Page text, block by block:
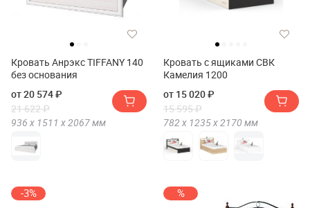
Кровать Анрэкс TIFFANY 140
без основания
от 20 574 ₽
21 622 ₽
936 х 1511 х 2067мм
Кровать с ящиками СВК
Камелия 1200
от 15 020 ₽
15 595 ₽
782 х 1235 х 2170 мм
-3% %